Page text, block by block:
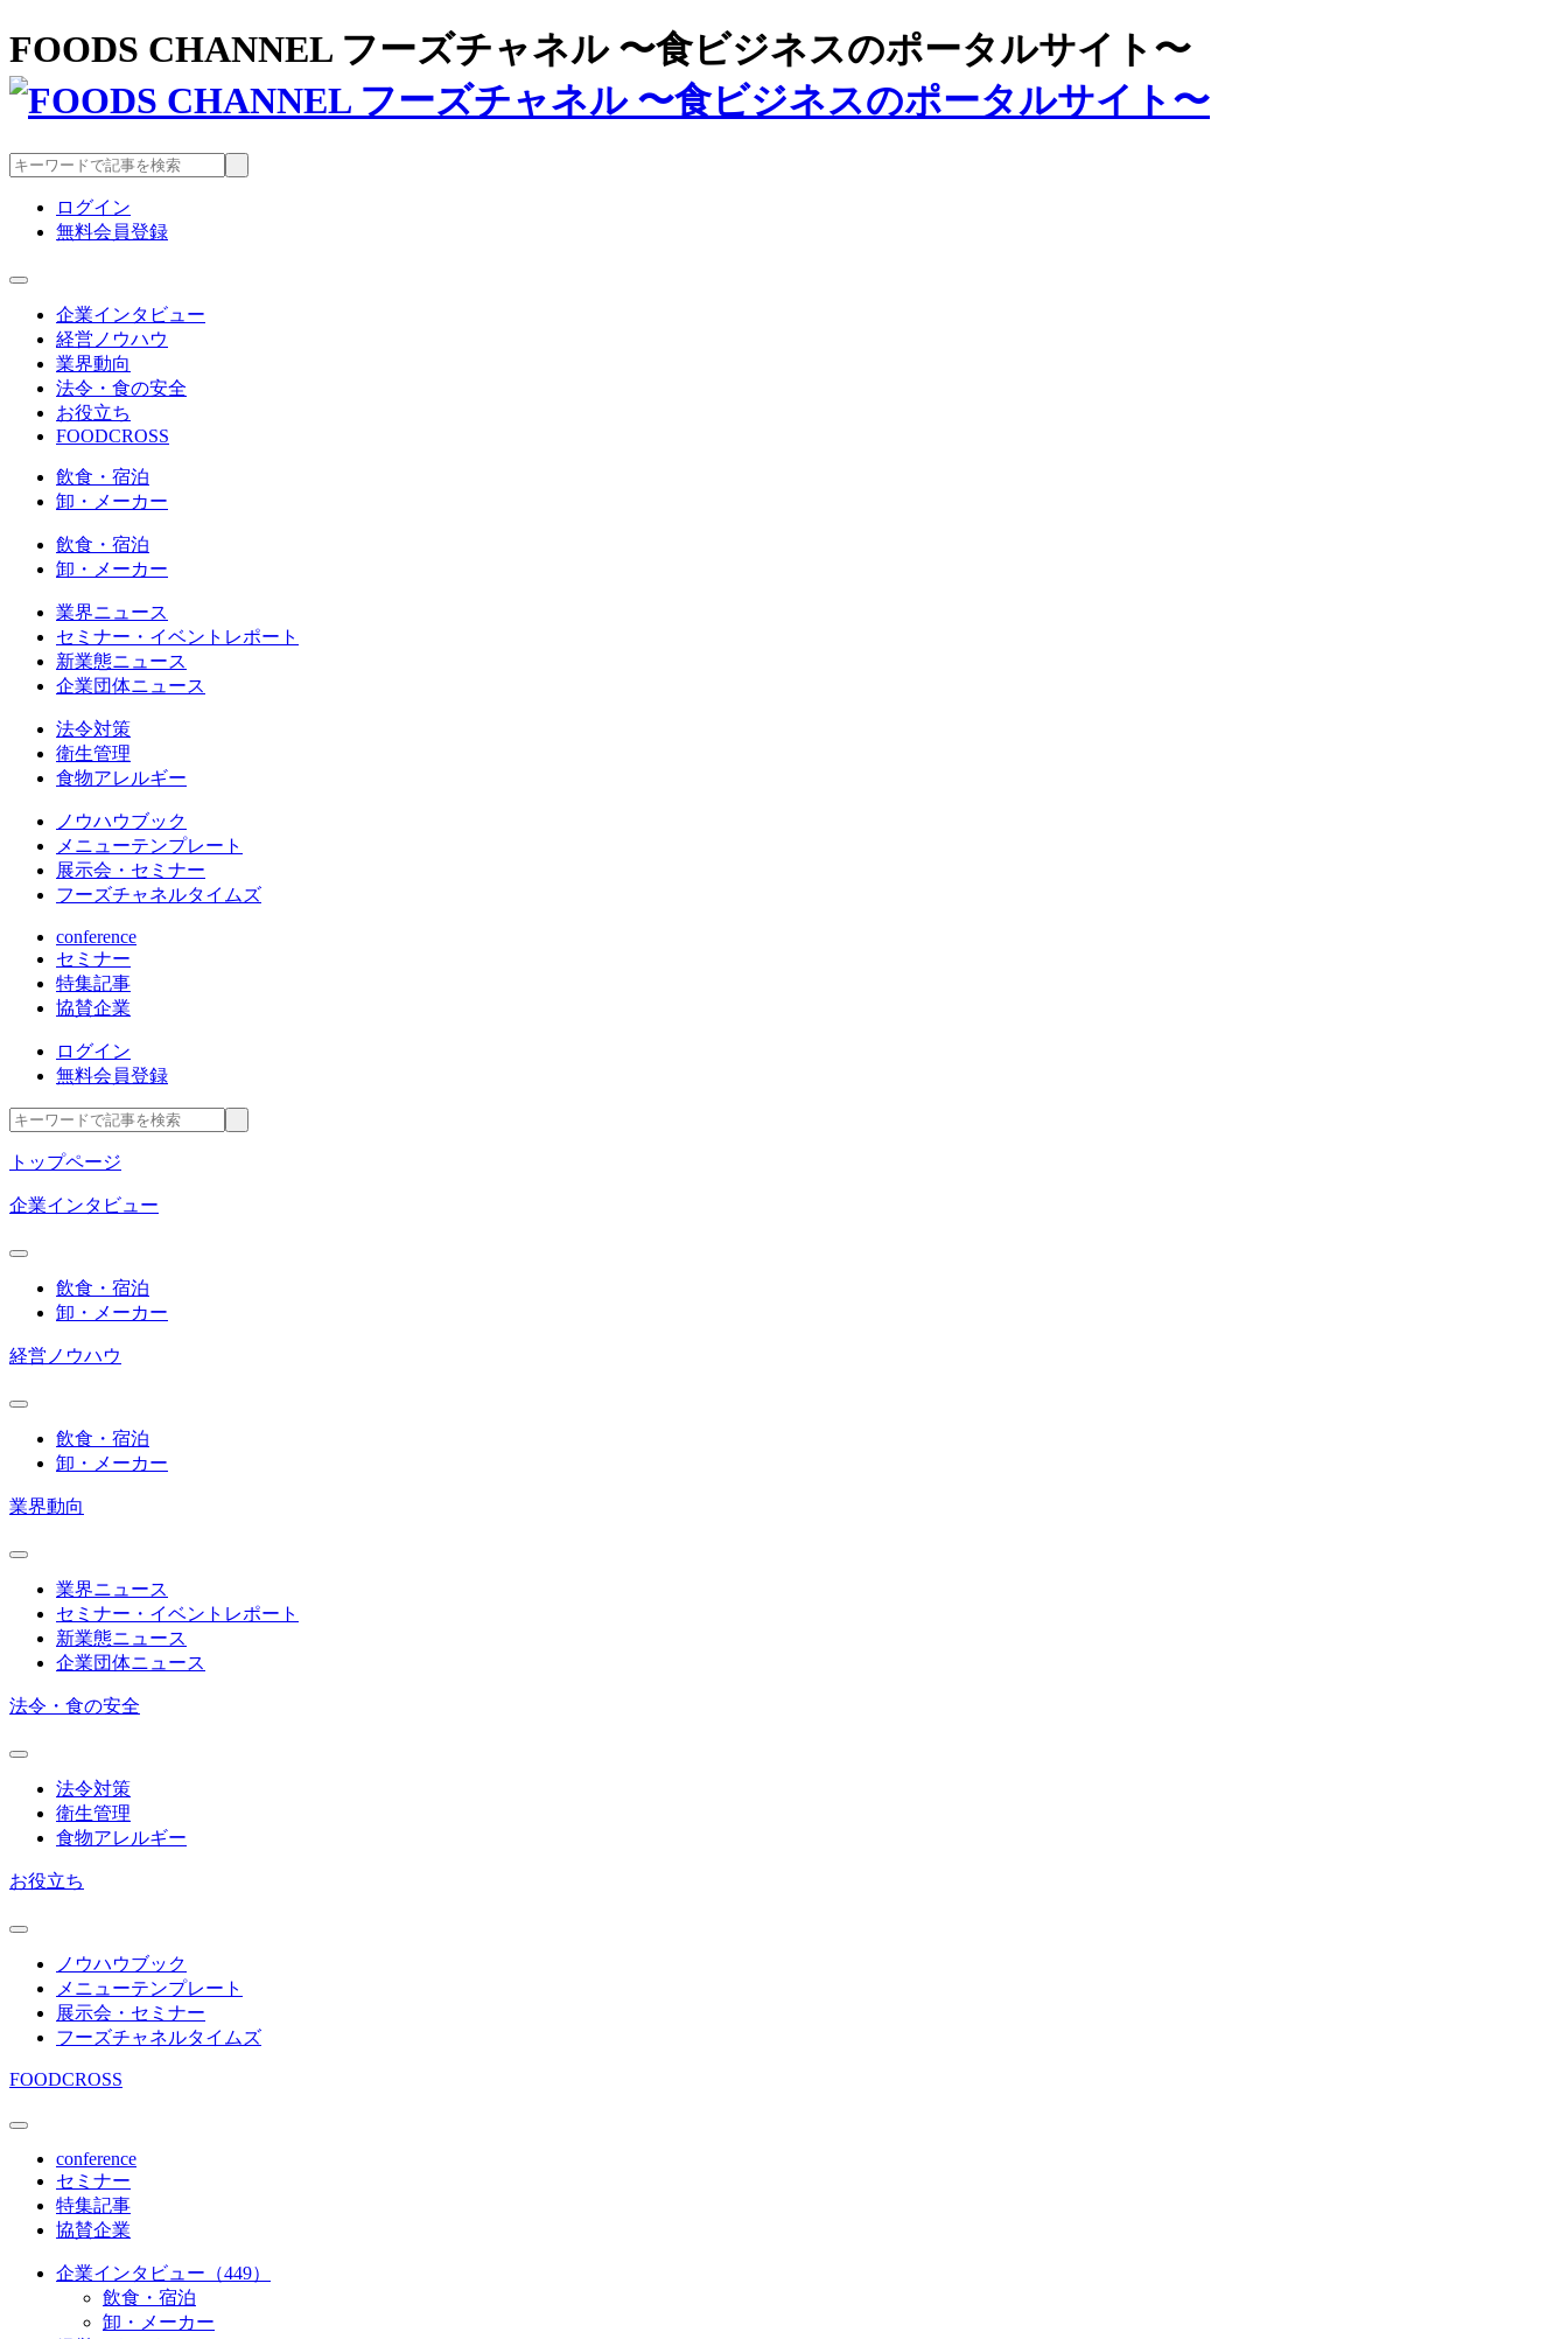
FOODS CHANNEL フーズチャネル 〜食ビジネスのポータルサイト〜
ログイン
無料会員登録
企業インタビュー
経営ノウハウ
業界動向
法令・食の安全
お役立ち
FOODCROSS
飲食・宿泊
卸・メーカー
飲食・宿泊
卸・メーカー
業界ニュース
セミナー・イベントレポート
新業態ニュース
企業団体ニュース
法令対策
衛生管理
食物アレルギー
ノウハウブック
メニューテンプレート
展示会・セミナー
フーズチャネルタイムズ
conference
セミナー
特集記事
協賛企業
ログイン
無料会員登録
トップページ
企業インタビュー
飲食・宿泊
卸・メーカー
経営ノウハウ
飲食・宿泊
卸・メーカー
業界動向
業界ニュース
セミナー・イベントレポート
新業態ニュース
企業団体ニュース
法令・食の安全
法令対策
衛生管理
食物アレルギー
お役立ち
ノウハウブック
メニューテンプレート
展示会・セミナー
フーズチャネルタイムズ
FOODCROSS
conference
セミナー
特集記事
協賛企業
企業インタビュー（449）
飲食・宿泊
卸・メーカー